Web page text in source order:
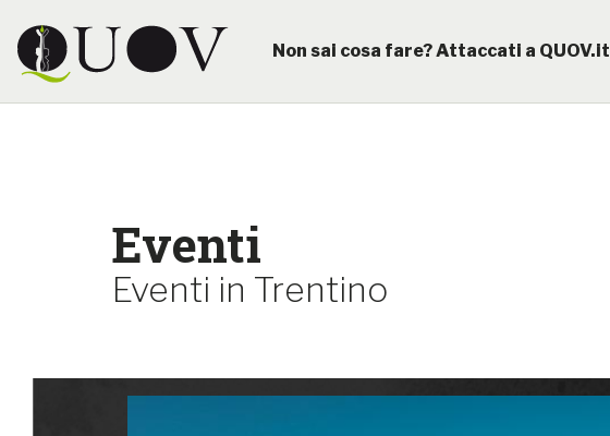
Non sai cosa fare? Attaccati a QUOV.it
Eventi
Eventi in Trentino